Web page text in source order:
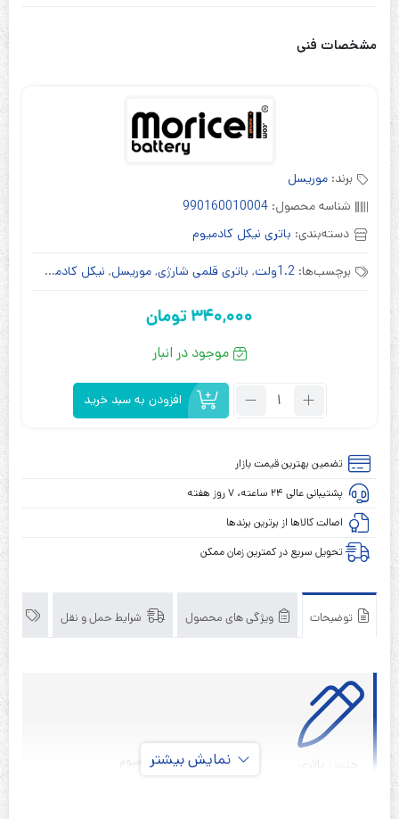
مشخصات فنی
برند: موریسل
شناسه محصول: 990160010004
دسته‌بندی: باتری نیکل کادمیوم
برچسب‌ها: 1.2ولت , باتری قلمی شارژی, موریسل, نیکل کادمیوم
340,000 تومان
موجود در انبار
تعداد:
شارژی
ولت
1000
میلی
آمپر
AA
موریسل
افزودن به سبد خرید
تضمین بهترین قیمت بازار
پشتیبانی عالی ۲۴ ساعته، ۷ روز هفته
اصالت کالاها از برترین برندها
تحویل سریع در کمترین زمان ممکن
توضیحات ویژگی های محصول شرایط حمل و نقل
جنس باتری نیکل کادمیومنمایش بیشتر